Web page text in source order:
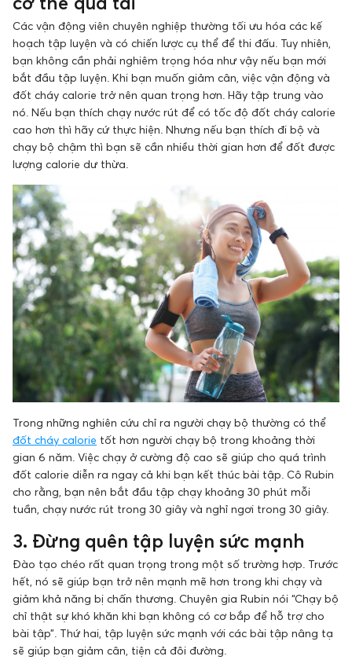
Các vận động viên chuyên nghiệp thường tối ưu hóa các kế
hoạch tập luyện và có chiến lược cụ thể để thi đấu. Tuy nhiên,
bạn không cần phải nghiêm trọng hóa như vậy nếu bạn mới
bắt đầu tập luyện. Khi bạn muốn giảm cân, việc vận động và
đốt cháy calorie trở nên quan trọng hơn. Hãy tập trung vào
nó. Nếu bạn thích chạy nước rút để có tốc độ đốt cháy calorie
cao hơn thì hãy cứ thực hiện. Nhưng nếu bạn thích đi bộ và
chạy bộ chậm thì bạn sẽ cần nhiều thời gian hơn để đốt được
lượng calorie dư thừa.
Trong những nghiên cứu chỉ ra người chạy bộ thường có thể
đốt cháy calorie tốt hơn người chạy bộ trong khoảng thời
gian 6 năm. Việc chạy ở cường độ cao sẽ giúp cho quá trình
đốt calorie diễn ra ngay cả khi bạn kết thúc bài tập. Cô Rubin
cho rằng, bạn nên bắt đầu tập chạy khoảng 30 phút mỗi
tuần, chạy nước rút trong 30 giây và nghỉ ngơi trong 30 giây.
3. Đừng quên tập luyện sức mạnh
Đào tạo chéo rất quan trọng trong một số trường hợp. Trước
hết, nó sẽ giúp bạn trở nên mạnh mẽ hơn trong khi chạy và
giảm khả năng bị chấn thương. Chuyên gia Rubin nói “Chạy bộ
chỉ thật sự khó khăn khi bạn không có cơ bắp để hỗ trợ cho
bài tập”. Thứ hai, tập luyện sức mạnh với các bài tập nâng tạ
sẽ giúp bạn giảm cân, tiện cả đôi đường.